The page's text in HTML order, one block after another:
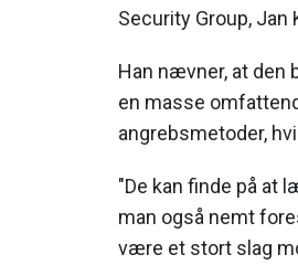
Security Group, Jan
Han nævner, at den
en masse
angrebsmetoder,
"De kan finde på at
man også nemt
være et stort slag